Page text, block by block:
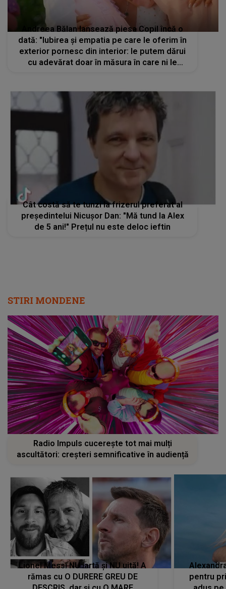
Andreea Bălan lansează piesa Copil încă o
dată: "Iubirea și empatia pe care le oferim în
exterior pornesc din interior: le putem dărui
cu adevărat doar în măsura în care ni le
Cât costă să te tunzi la frizerul preferat al
președintelui Nicușor Dan: "Mă tund la Alex
de 5 ani!" Prețul nu este deloc ieftin
STIRI MONDENE
Radio Impuls cucerește tot mai mulți
ascultători: creșteri semnificative în audiență
Lionel Messi NU iartă și NU uită! A
rămas cu O DURERE GREU DE
pentru